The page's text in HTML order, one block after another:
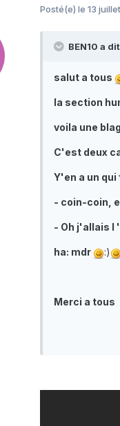
Posté(e) le 13
BEN10 a
salut a tous
la section
voila une
C'est deux
Y'en a un qui
- coin-coin,
- Oh j'allais l
ha: mdr :)
Merci a tous